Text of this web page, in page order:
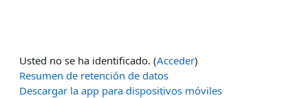
Usted no se ha identificado. (Acceder)
Resumen de retención de datos
Descargar la app para dispositivos móviles